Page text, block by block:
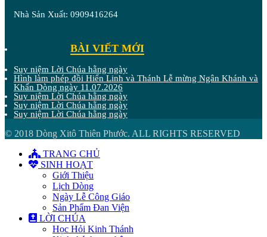
Nhà Sản Xuất: 0909416264
BÀI VIẾT MỚI
Suy niệm Lời Chúa hằng ngày
Hình làm phép đồi Hiển Linh và Thánh Lễ mừng Ngân Khánh và
Khấn Dòng ngày 11.07.2026
Suy niệm Lời Chúa hằng ngày
Suy niệm Lời Chúa hằng ngày
Suy niệm Lời Chúa hằng ngày
© 2018 Dòng Xitô Thiên Phước. ALL RIGHTS RESERVED
TRANG CHỦ
SINH HOẠT
Giới Thiệu
Lịch Dòng
Ngày Lễ Công Giáo
Sản Phẩm Đan Viện
LỜI CHÚA
Học Hỏi Kinh Thánh